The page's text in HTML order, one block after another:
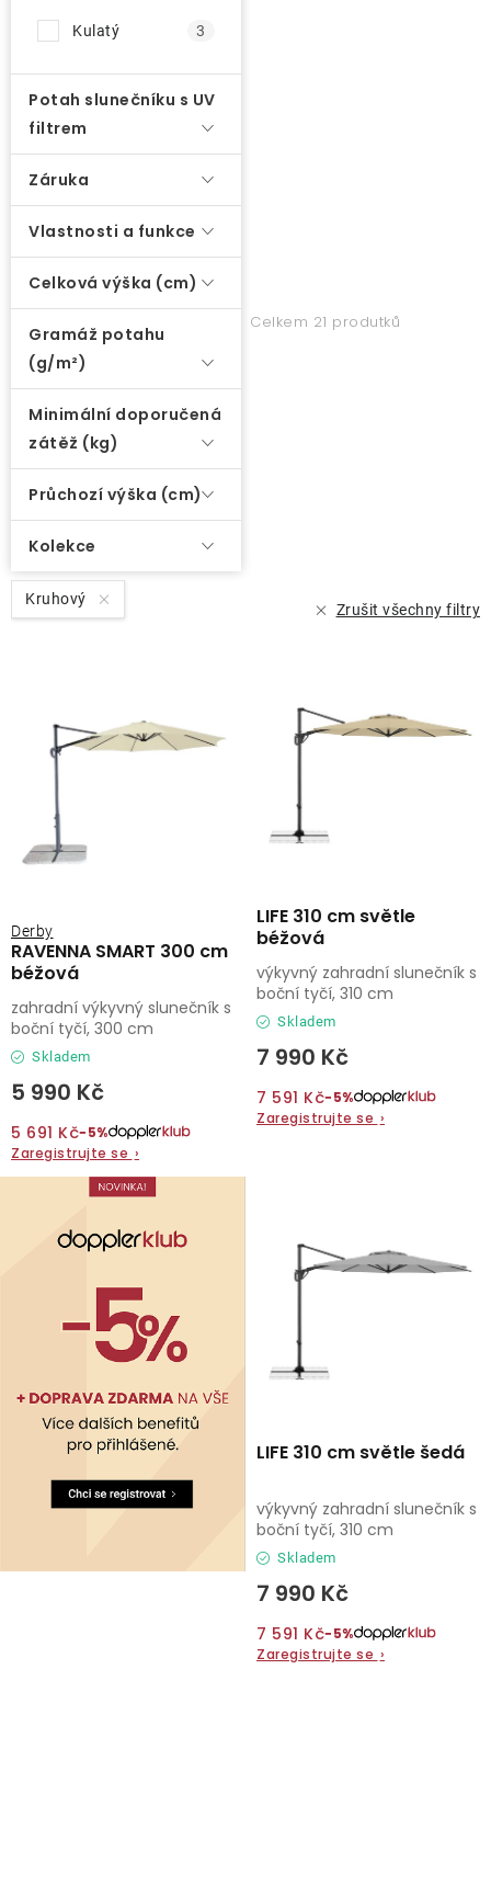
Kontakty
Kulatý 3
Potah slunečníku s UV
filtrem
Záruka
Vlastnosti a funkce
Celková výška (cm)
Gramáž potahu
(g/m²)
Minimální doporučená
zátěž (kg)
Průchozí výška (cm)
Kolekce
Celkem 21 produtků
Kruhový
Zrušit všechny filtry
RAVENNA SMART 300 cm
béžová
Derby
Skladem
5 990 Kč
5 691 Kč−5%
Zaregistrujte se ›
zahradní výkyvný slunečník s
boční tyčí, 300 cm
LIFE 310 cm světle
béžová
Skladem
7 990 Kč
7 591 Kč−5%
Zaregistrujte se ›
výkyvný zahradní slunečník s
boční tyčí, 310 cm
LIFE 310 cm světle šedá
Skladem
7 990 Kč
7 591 Kč−5%
Zaregistrujte se ›
výkyvný zahradní slunečník s
boční tyčí, 310 cm